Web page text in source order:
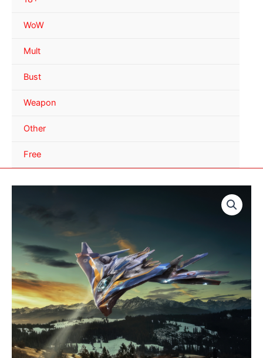
WoW
Mult
Bust
Weapon
Other
Free